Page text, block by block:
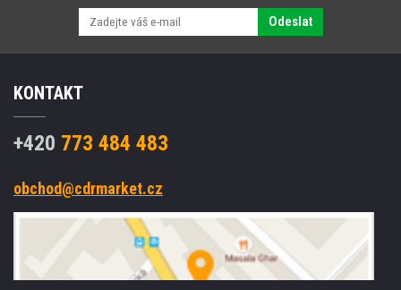
Odeslat
KONTAKT
+420 773 484 483
obchod@cdrmarket.cz